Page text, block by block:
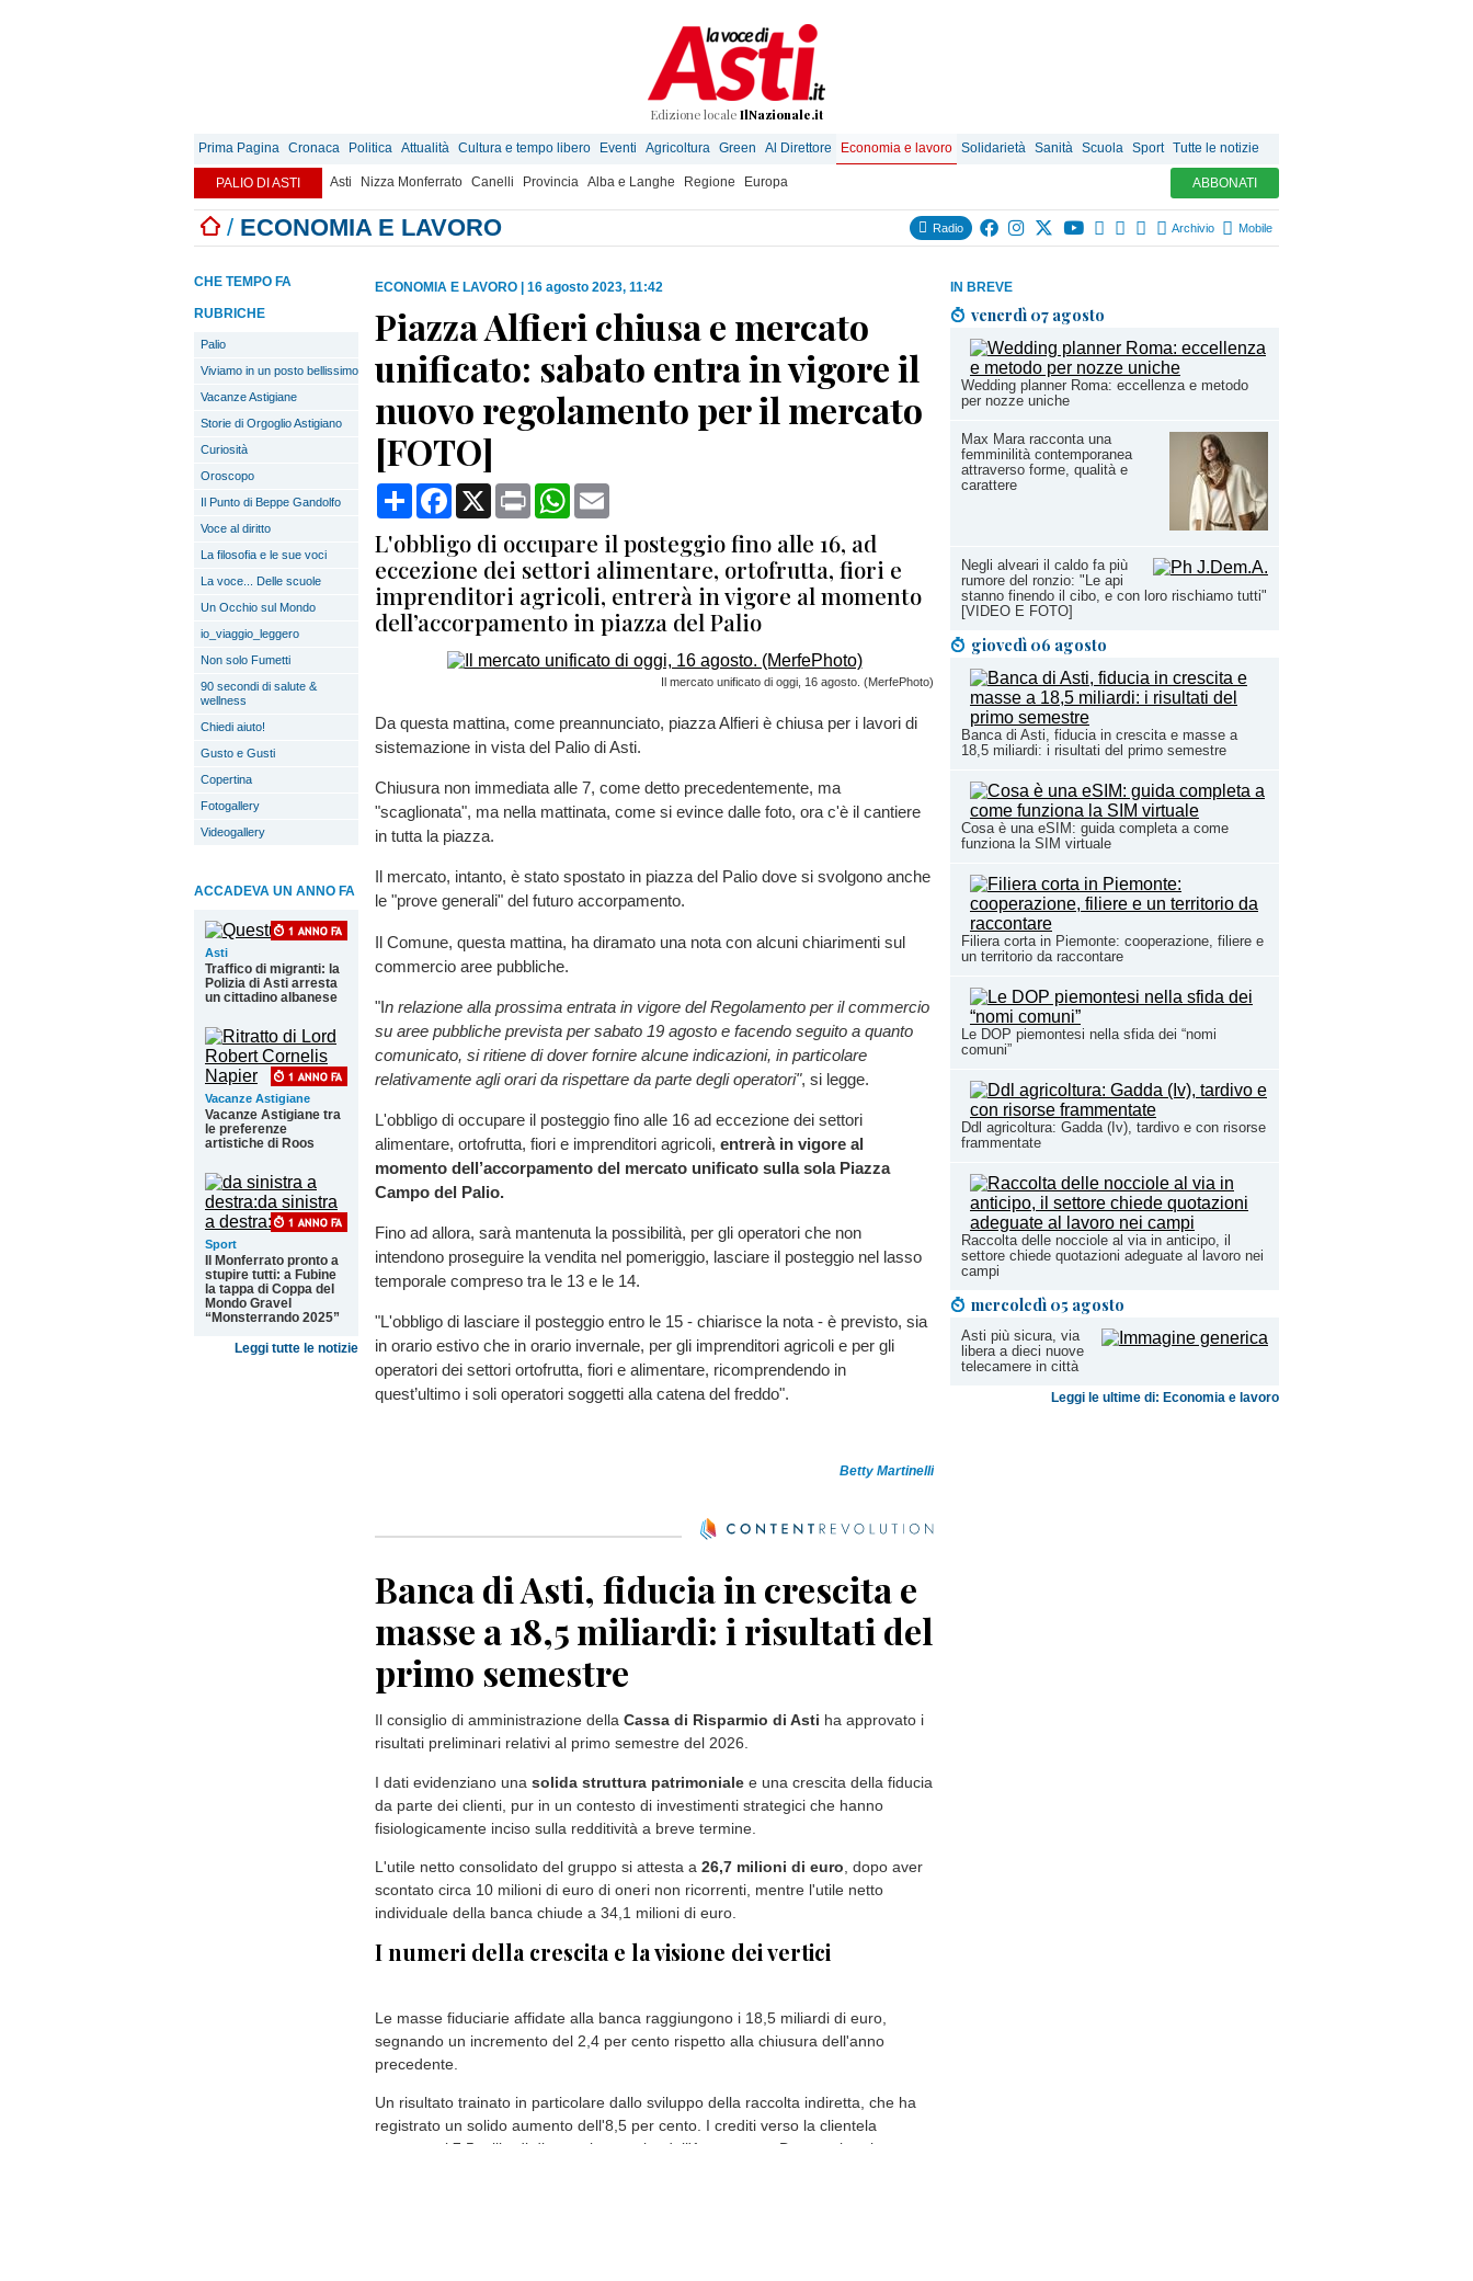
Edizione locale IlNazionale.it
Prima Pagina Cronaca Politica Attualità Cultura e tempo libero Eventi Agricoltura Green Al Direttore Economia e lavoro Solidarietà Sanità Scuola Sport Tutte le notizie
PALIO DI ASTI Asti Nizza Monferrato Canelli Provincia Alba e Langhe Regione Europa ABBONATI
/ ECONOMIA E LAVORO Radio Archivio Mobile
IN BREVE
venerdì 07 agosto
Wedding planner Roma: eccellenza e metodo
per nozze uniche
Max Mara racconta una
femminilità contemporanea
attraverso forme, qualità e
carattere
Negli alveari il caldo fa più
rumore del ronzio: "Le api
stanno finendo il cibo, e con loro rischiamo tutti"
[VIDEO E FOTO]
giovedì 06 agosto
Banca di Asti, fiducia in crescita e masse a
18,5 miliardi: i risultati del primo semestre
Cosa è una eSIM: guida completa a come
funziona la SIM virtuale
Filiera corta in Piemonte: cooperazione, filiere e
un territorio da raccontare
Le DOP piemontesi nella sfida dei “nomi
comuni”
Ddl agricoltura: Gadda (Iv), tardivo e con risorse
frammentate
Raccolta delle nocciole al via in anticipo, il
settore chiede quotazioni adeguate al lavoro nei
campi
mercoledì 05 agosto
Asti più sicura, via
libera a dieci nuove
telecamere in città
Leggi le ultime di: Economia e lavoro
CHE TEMPO FA
RUBRICHE
Palio
Viviamo in un posto bellissimo
Vacanze Astigiane
Storie di Orgoglio Astigiano
Curiosità
Oroscopo
Il Punto di Beppe Gandolfo
Voce al diritto
La filosofia e le sue voci
La voce... Delle scuole
Un Occhio sul Mondo
io_viaggio_leggero
Non solo Fumetti
90 secondi di salute &
wellness
Chiedi aiuto!
Gusto e Gusti
Copertina
Fotogallery
Videogallery
ACCADEVA UN ANNO FA
Asti
Traffico di migranti: la
Polizia di Asti arresta
un cittadino albanese
Vacanze Astigiane
Vacanze Astigiane tra
le preferenze
artistiche di Roos
Sport
Il Monferrato pronto a
stupire tutti: a Fubine
la tappa di Coppa del
Mondo Gravel
“Monsterrando 2025”
Leggi tutte le notizie
ECONOMIA E LAVORO 16 agosto 2023, 11:42
Piazza Alfieri chiusa e mercato
unificato: sabato entra in vigore il
nuovo regolamento per il mercato
[FOTO]
CondividiFacebook
X Print WhatsApp
L'obbligo di occupare il posteggio fino alle 16, ad
eccezione dei settori alimentare, ortofrutta, fiori e
imprenditori agricoli, entrerà in vigore al momento
dell’accorpamento in piazza del Palio
Il mercato unificato di oggi, 16 agosto. (MerfePhoto)
Da questa mattina, come preannunciato, piazza Alfieri è chiusa per i lavori di
sistemazione in vista del Palio di Asti.
Chiusura non immediata alle 7, come detto precedentemente, ma
"scaglionata", ma nella mattinata, come si evince dalle foto, ora c'è il cantiere
in tutta la piazza.
Il mercato, intanto, è stato spostato in piazza del Palio dove si svolgono anche
le "prove generali" del futuro accorpamento.
Il Comune, questa mattina, ha diramato una nota con alcuni chiarimenti sul
commercio aree pubbliche.
"In relazione alla prossima entrata in vigore del Regolamento per il commercio
su aree pubbliche prevista per sabato 19 agosto e facendo seguito a quanto
comunicato, si ritiene di dover fornire alcune indicazioni, in particolare
relativamente agli orari da rispettare da parte degli operatori", si legge.
L'obbligo di occupare il posteggio fino alle 16 ad eccezione dei settori
alimentare, ortofrutta, fiori e imprenditori agricoli, entrerà in vigore al
momento dell’accorpamento del mercato unificato sulla sola Piazza
Campo del Palio.
Fino ad allora, sarà mantenuta la possibilità, per gli operatori che non
intendono proseguire la vendita nel pomeriggio, lasciare il posteggio nel lasso
temporale compreso tra le 13 e le 14.
"L'obbligo di lasciare il posteggio entro le 15 - chiarisce la nota - è previsto, sia
in orario estivo che in orario invernale, per gli imprenditori agricoli e per gli
operatori dei settori ortofrutta, fiori e alimentare, ricomprendendo in
quest’ultimo i soli operatori soggetti alla catena del freddo".
Betty Martinelli
Banca di Asti, fiducia in crescita e
masse a 18,5 miliardi: i risultati del
primo semestre
​Il consiglio di amministrazione della Cassa di Risparmio di Asti ha approvato i
risultati preliminari relativi al primo semestre del 2026.
I dati evidenziano una solida struttura patrimoniale e una crescita della fiducia
da parte dei clienti, pur in un contesto di investimenti strategici che hanno
fisiologicamente inciso sulla redditività a breve termine.
L'utile netto consolidato del gruppo si attesta a 26,7 milioni di euro , dopo aver
scontato circa 10 milioni di euro di oneri non ricorrenti, mentre l'utile netto
individuale della banca chiude a 34,1 milioni di euro.
​I numeri della crescita e la visione dei vertici
​Le masse fiduciarie affidate alla banca raggiungono i 18,5 miliardi di euro,
segnando un incremento del 2,4 per cento rispetto alla chiusura dell'anno
precedente.
Un risultato trainato in particolare dallo sviluppo della raccolta indiretta, che ha
registrato un solido aumento dell'8,5 per cento. I crediti verso la clientela
superano i 7,5 miliardi di euro, in crescita dell'1 per cento. Durante la prima